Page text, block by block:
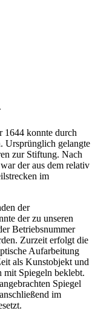
1644 konnte durch
Ursprünglich gelangte
zur Stiftung. Nach
der aus dem relativ
im
der
der zu unseren
Betriebsnummer
Zurzeit erfolgt die
Aufarbeitung
als Kunstobjekt und
mit Spiegeln beklebt.
Spiegel
im